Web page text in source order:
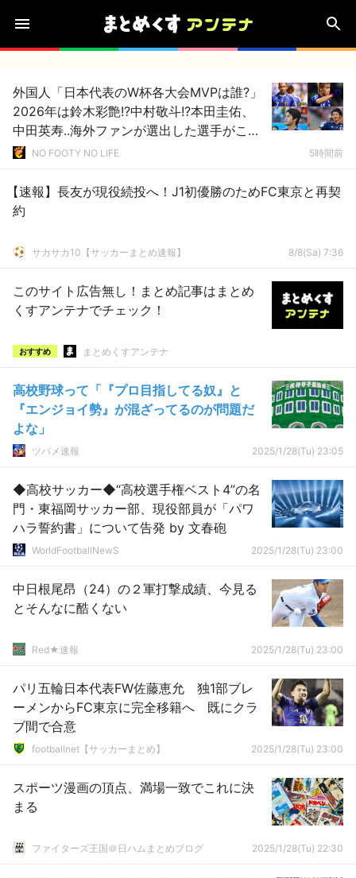
外国人「日本代表のW杯各大会MVPは誰?」
2026年は鈴木彩艶!?中村敬斗!?本田圭佑、
中田英寿..海外ファンが選出した選手がこ
れ！【海外の反応】
NO FOOTY NO LIFE 5時間前
【速報】長友が現役続投へ！J1初優勝のためFC東京と再契
約
サカサカ10【サッカーまとめ速報】 8/8(Sa) 7:36
このサイト広告無し！まとめ記事はまとめ
くすアンテナでチェック！
おすすめ まとめくすアンテナ
高校野球って「『プロ目指してる奴』と
『エンジョイ勢』が混ざってるのが問題だ
よな」
ツバメ速報 2025/1/28(Tu) 23:05
◆高校サッカー◆“高校選手権ベスト4”の名
門・東福岡サッカー部、現役部員が「パワ
ハラ誓約書」について告発 by 文春砲
WorldFootballNewS 2025/1/28(Tu) 23:00
中日根尾昂（24）の２軍打撃成績、今見る
とそんなに酷くない
Red★速報 2025/1/28(Tu) 23:00
パリ五輪日本代表FW佐藤恵允 独1部ブレ
ーメンからFC東京に完全移籍へ 既にクラ
ブ間で合意
footballnet【サッカーまとめ】 2025/1/28(Tu) 23:00
スポーツ漫画の頂点、満場一致でこれに決
まる
ファイターズ王国＠日ハムまとめブログ 2025/1/28(Tu) 22:30